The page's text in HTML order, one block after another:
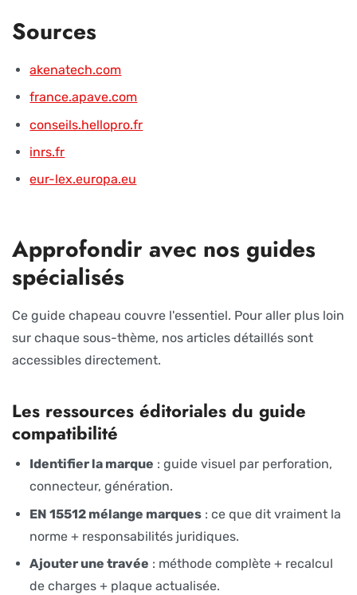
Sources
akenatech.com
france.apave.com
conseils.hellopro.fr
inrs.fr
eur-lex.europa.eu
Approfondir avec nos guides
spécialisés
Ce guide chapeau couvre l'essentiel. Pour aller plus loin
sur chaque sous-thème, nos articles détaillés sont
accessibles directement.
Les ressources éditoriales du guide
compatibilité
Identifier la marque : guide visuel par perforation,
connecteur, génération.
EN 15512 mélange marques : ce que dit vraiment la
norme + responsabilités juridiques.
Ajouter une travée : méthode complète + recalcul
de charges + plaque actualisée.